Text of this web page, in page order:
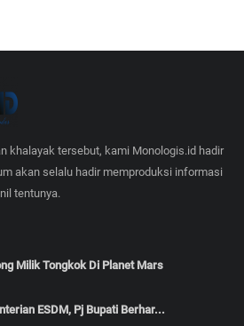
khalayak tersebut, kami Monologis.id hadir
akan selalu hadir memproduksi informasi
tentunya.
Milik Tongkok Di Planet Mars
ESDM, Pj Bupati Berhar...